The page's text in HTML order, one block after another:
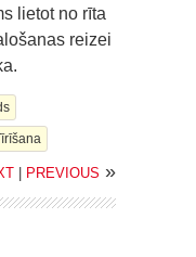
lietot no rīta
reizei
PREVIOUS »